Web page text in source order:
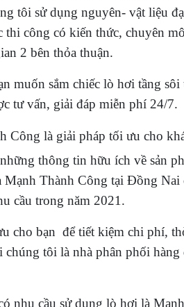
tôi sử dụng nguyên- vật liệu
công có kiến thức, chuyên
2 bên thỏa thuận.
muốn sắm chiếc lò hơi tầng
tư vấn, giải đáp miễn phí 24/7.
Công là giải pháp tối ưu cho
thông tin hữu ích về sản
Mạnh Thành Công tại Đồng
cầu trong năm 2021.
cho bạn để tiết kiệm chi phí,
tôi là nhà phân phối
nhu cầu sử dụng lò hơi là